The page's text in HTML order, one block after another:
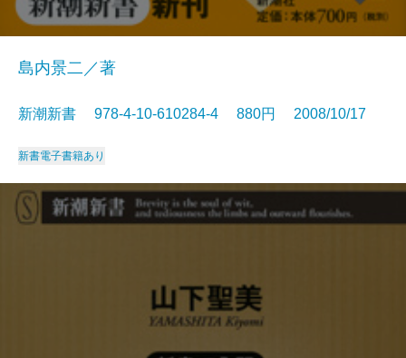
島内景二／著
新潮新書 978-4-10-610284-4 880円 2008/10/17
新書電子書籍あり